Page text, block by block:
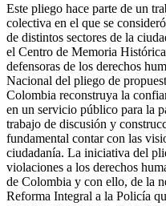
Este pliego hace parte de un
colectiva en el que se
de distintos sectores de la
el Centro de Memoria
defensoras de los derechos
Nacional del pliego de
Colombia reconstruya la
en un servicio público para la
trabajo de discusión y
fundamental contar con las
ciudadanía. La iniciativa del
violaciones a los derechos
de Colombia y con ello, de la
Reforma Integral a la Policía